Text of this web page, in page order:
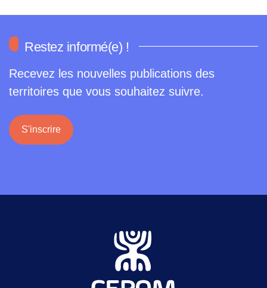
Restez informé(e) !
Recevez les nouvelles publications des
territoires que vous souhaitez suivre.
S'inscrire